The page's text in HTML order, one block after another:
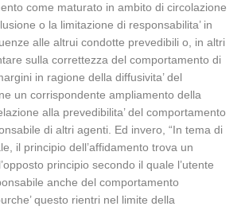
come maturato in ambito di circolazione
o la limitazione di responsabilita’ in
alle altrui condotte prevedibili o, in altri
sulla correttezza del comportamento di
in ragione della diffusivita’ del
un corrispondente ampliamento della
alla prevedibilita’ del comportamento
di altri agenti. Ed invero, “In tema di
il principio dell’affidamento trova un
principio secondo il quale l’utente
anche del comportamento
questo rientri nel limite della